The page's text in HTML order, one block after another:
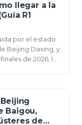
llegar a la
R1
por el estado
Beijing Daxing, y
de 2026, la
Baigou,
de